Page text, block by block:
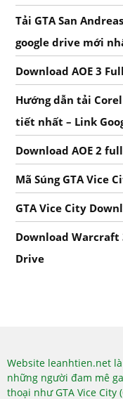
Tải GTA San
google drive mới
Download AOE 3
Hướng dẫn tải
tiết nhất – Link
Download AOE 2
Mã Súng GTA Vice
GTA Vice City
Download Warcraft
Drive
Website leanhtien.net
những người đam mê
thoại như GTA Vice City